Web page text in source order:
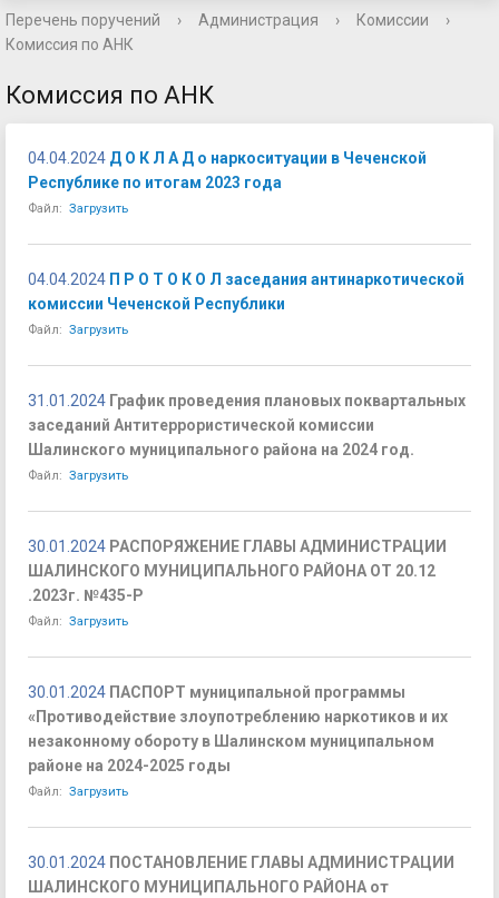
Перечень поручений › Администрация › Комиссии
›
Комиссия по АНК
Комиссия по АНК
04.04.2024 Д О К Л А Д о наркоситуации в Чеченской
Республике по итогам 2023 года
Файл: Загрузить
04.04.2024 П Р О Т О К О Л заседания антинаркотической
комиссии Чеченской Республики
Файл: Загрузить
31.01.2024 График проведения плановых поквартальных
заседаний Антитеррористической комиссии
Шалинского муниципального района на 2024 год.
Файл: Загрузить
30.01.2024 РАСПОРЯЖЕНИЕ ГЛАВЫ АДМИНИСТРАЦИИ
ШАЛИНСКОГО МУНИЦИПАЛЬНОГО РАЙОНА ОТ 20.12
.2023г. №435-Р
Файл: Загрузить
30.01.2024 ПАСПОРТ муниципальной программы
«Противодействие злоупотреблению наркотиков и их
незаконному обороту в Шалинском муниципальном
районе на 2024-2025 годы
Файл: Загрузить
30.01.2024 ПОСТАНОВЛЕНИЕ ГЛАВЫ АДМИНИСТРАЦИИ
ШАЛИНСКОГО МУНИЦИПАЛЬНОГО РАЙОНА от